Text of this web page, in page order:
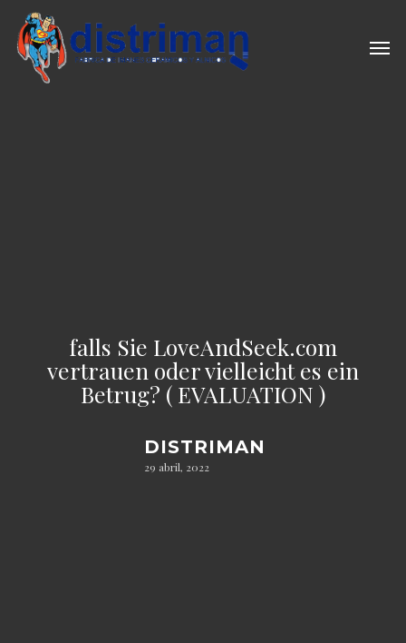
main
content
falls Sie LoveAndSeek.com
vertrauen oder vielleicht es ein
Betrug? ( EVALUATION )
DISTRIMAN
29 abril, 2022